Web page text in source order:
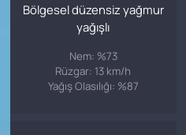
Bölgesel düzensiz yağmur
yağışlı
Nem: %73
Rüzgar: 13 km/h
Yağış Olasılığı: %87